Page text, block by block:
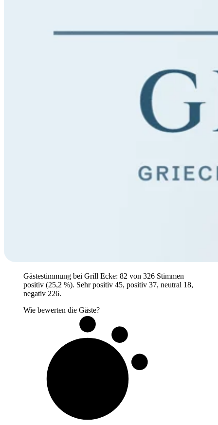
Gästestimmung bei Grill Ecke: 82 von 326 Stimmen
positiv (25,2 %). Sehr positiv 45, positiv 37, neutral 18,
negativ 226.
Wie bewerten die Gäste?